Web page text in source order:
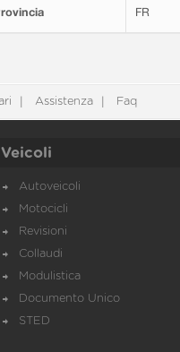
FR
Assistenza Faq
Veicoli
Autoveicoli
Motocicli
Revisioni
Collaudi
Modulistica
Documento Unico
STED